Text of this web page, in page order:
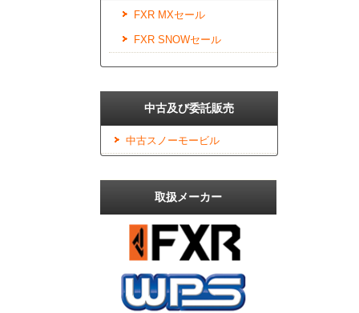
FXR MXセール
FXR SNOWセール
中古及び委託販売
中古スノーモービル
取扱メーカー